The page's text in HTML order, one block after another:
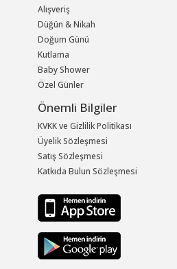
Alışveriş
Düğün & Nikah
Doğum Günü
Kutlama
Baby Shower
Özel Günler
Önemli Bilgiler
KVKK ve Gizlilik Politikası
Üyelik Sözleşmesi
Satış Sözleşmesi
Katkıda Bulun Sözleşmesi